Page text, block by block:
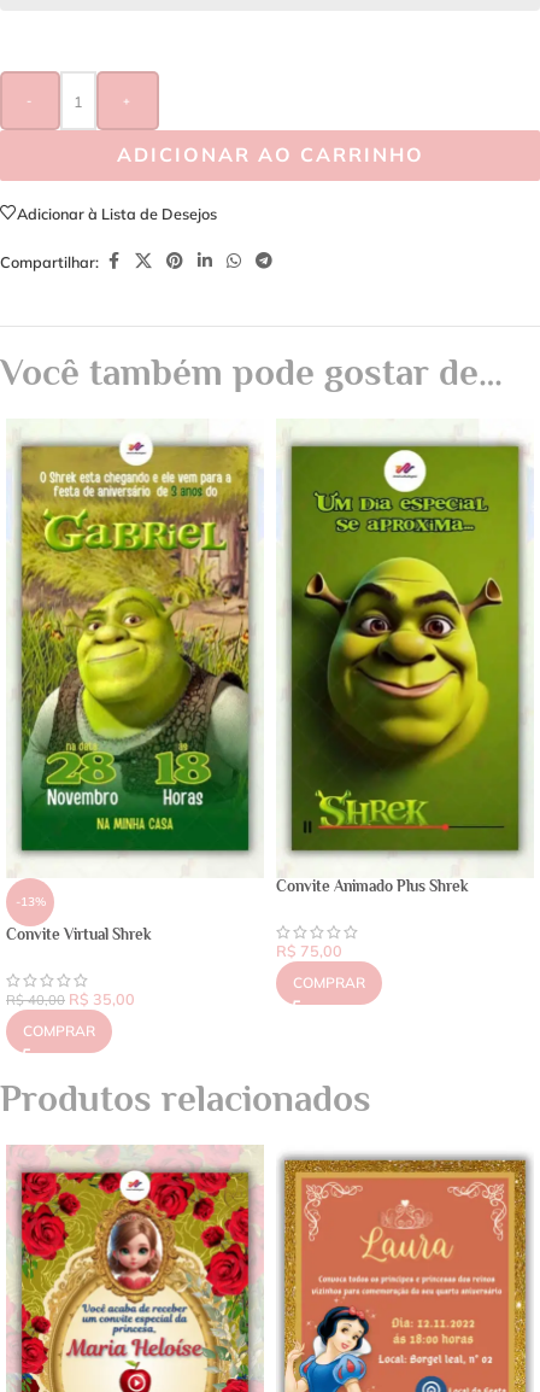
- +
ADICIONAR AO CARRINHO
Adicionar à Lista de Desejos
Compartilhar:
Você também pode gostar de…
-13%
Convite Virtual Shrek
R$40,00 R$ 35,00
COMPRAR
Convite Animado Plus Shrek
R$ 75,00
COMPRAR
Produtos relacionados